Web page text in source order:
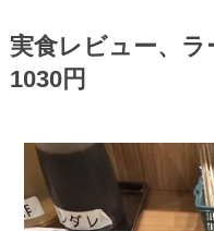
実食レビュー、ラ
1030円